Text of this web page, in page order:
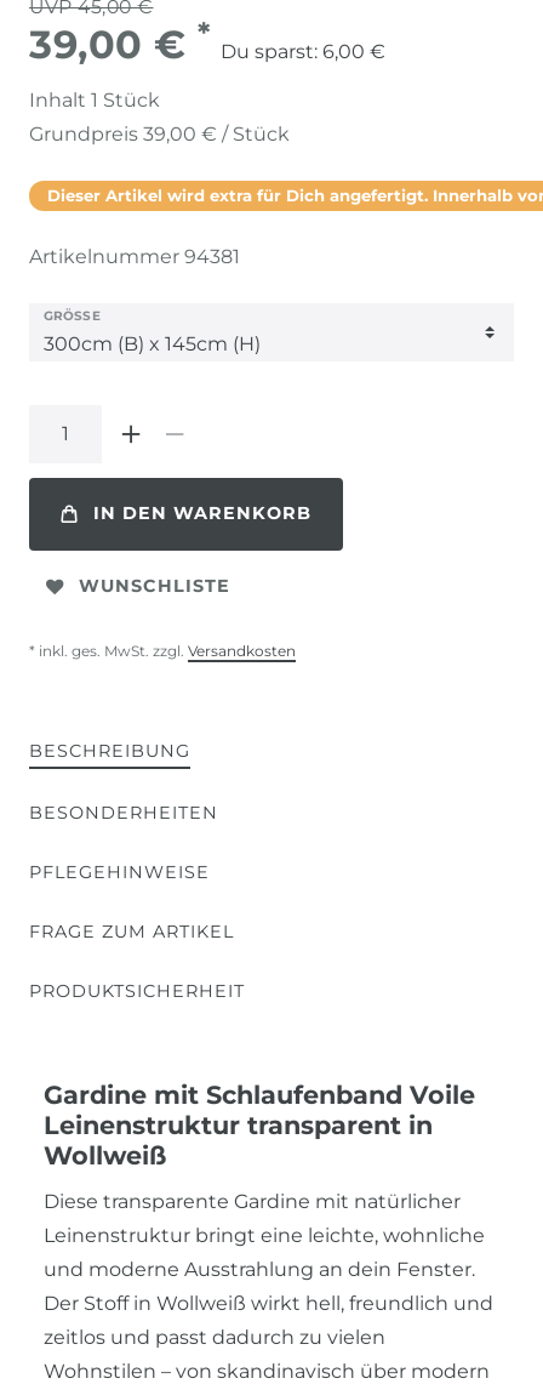
UVP 45,00 €
39,00 € *
Du sparst: 6,00 €
Inhalt 1 Stück
Grundpreis 39,00 € / Stück
Dieser Artikel wird extra für Dich angefertigt. Innerhalb
Artikelnummer 94381
GRÖSSE
IN DEN WARENKORB
WUNSCHLISTE
* inkl. ges. MwSt. zzgl. Versandkosten
BESCHREIBUNG
BESONDERHEITEN
PFLEGEHINWEISE
FRAGE ZUM ARTIKEL
PRODUKTSICHERHEIT
Gardine mit Schlaufenband Voile
Leinenstruktur transparent in
Wollweiß
Diese transparente Gardine mit natürlicher
Leinenstruktur bringt eine leichte, wohnliche
und moderne Ausstrahlung an dein Fenster.
Der Stoff in Wollweiß wirkt hell, freundlich und
zeitlos und passt dadurch zu vielen
Wohnstilen – von skandinavisch über modern